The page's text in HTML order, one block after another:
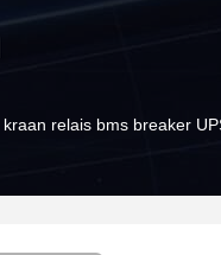
relais bms breaker